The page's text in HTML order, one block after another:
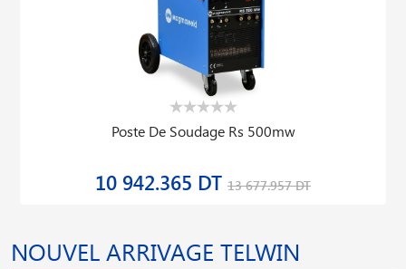
Poste De Soudage Rs 500mw
10 942.365 DT 13 677.957 DT
NOUVEL ARRIVAGE TELWIN